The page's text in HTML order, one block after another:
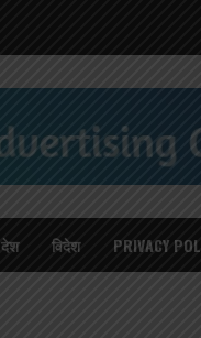
देश विदेश PRIVACY